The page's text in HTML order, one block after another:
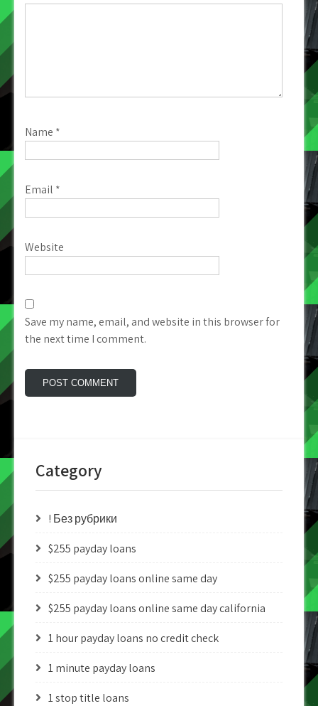
Name *
Email *
Website
Save my name, email, and website in this browser for
the next time I comment.
Category
! Без рубрики
$255 payday loans
$255 payday loans online same day
$255 payday loans online same day california
1 hour payday loans no credit check
1 minute payday loans
1 stop title loans